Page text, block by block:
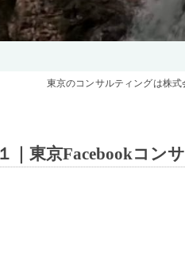
東京のコンサルティングは株式
｜東京Facebookコン